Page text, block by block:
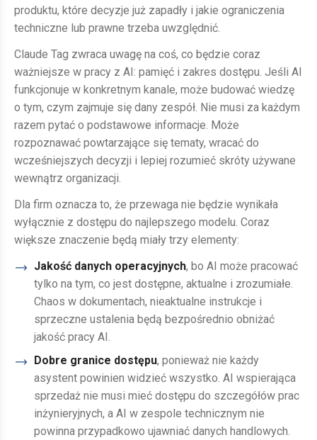
produktu, które decyzje już zapadły i jakie ograniczenia
techniczne lub prawne trzeba uwzględnić.
Claude Tag zwraca uwagę na coś, co będzie coraz
ważniejsze w pracy z AI: pamięć i zakres dostępu. Jeśli AI
funkcjonuje w konkretnym kanale, może budować wiedzę
o tym, czym zajmuje się dany zespół. Nie musi za każdym
razem pytać o podstawowe informacje. Może
rozpoznawać powtarzające się tematy, wracać do
wcześniejszych decyzji i lepiej rozumieć skróty używane
wewnątrz organizacji.
Dla firm oznacza to, że przewaga nie będzie wynikała
wyłącznie z dostępu do najlepszego modelu. Coraz
większe znaczenie będą miały trzy elementy:
Jakość danych operacyjnych, bo AI może pracować
tylko na tym, co jest dostępne, aktualne i zrozumiałe.
Chaos w dokumentach, nieaktualne instrukcje i
sprzeczne ustalenia będą bezpośrednio obniżać
jakość pracy AI.
Dobre granice dostępu, ponieważ nie każdy
asystent powinien widzieć wszystko. AI wspierająca
sprzedaż nie musi mieć dostępu do szczegółów prac
inżynieryjnych, a AI w zespole technicznym nie
powinna przypadkowo ujawniać danych handlowych.